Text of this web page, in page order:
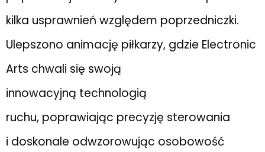
kilka usprawnień względem poprzedniczki.
Ulepszono animację piłkarzy, gdzie Electronic
Arts chwali się swoją
innowacyjną technologią
ruchu, poprawiając precyzję sterowania
i doskonale odwzorowując osobowość